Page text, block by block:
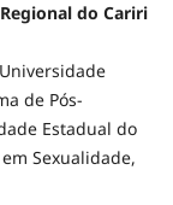
do Cariri
de Pós-
Estadual do
Sexualidade,